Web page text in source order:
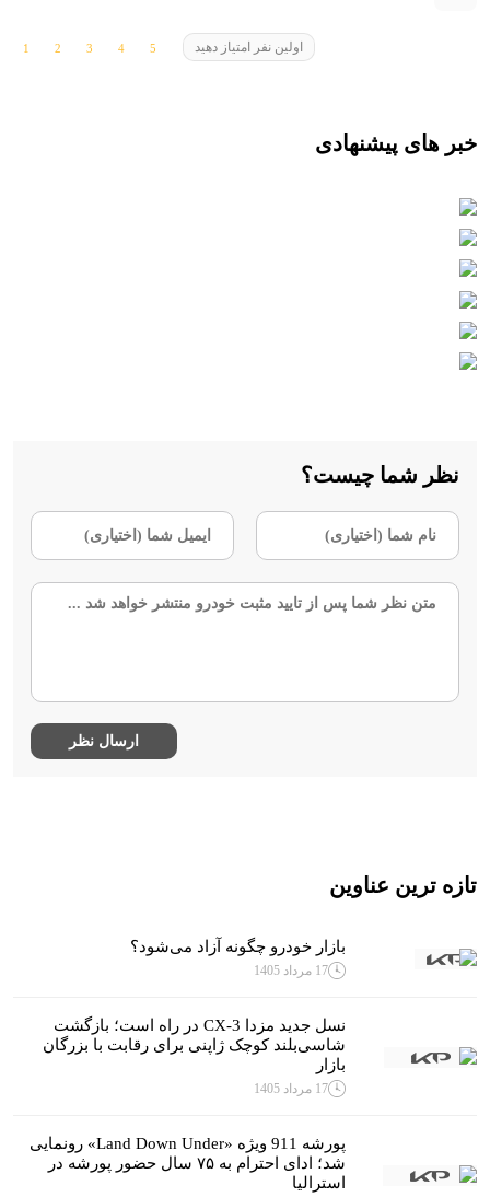
اولین نفر امتیاز دهید
خبر های پیشنهادی
نظر شما چیست؟
تازه ترین عناوین
بازار خودرو چگونه آزاد می‌شود؟
17 مرداد 1405
نسل جدید مزدا CX-3 در راه است؛ بازگشت
شاسی‌بلند کوچک ژاپنی برای رقابت با بزرگان
بازار
17 مرداد 1405
پورشه 911 ویژه «Land Down Under» رونمایی
شد؛ ادای احترام به ۷۵ سال حضور پورشه در
استرالیا